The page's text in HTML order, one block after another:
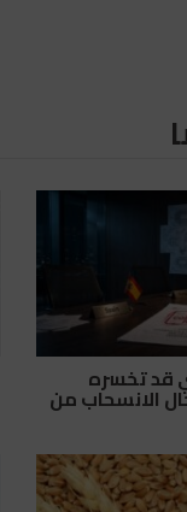
ما الذي قد تخسره
الانسحاب من